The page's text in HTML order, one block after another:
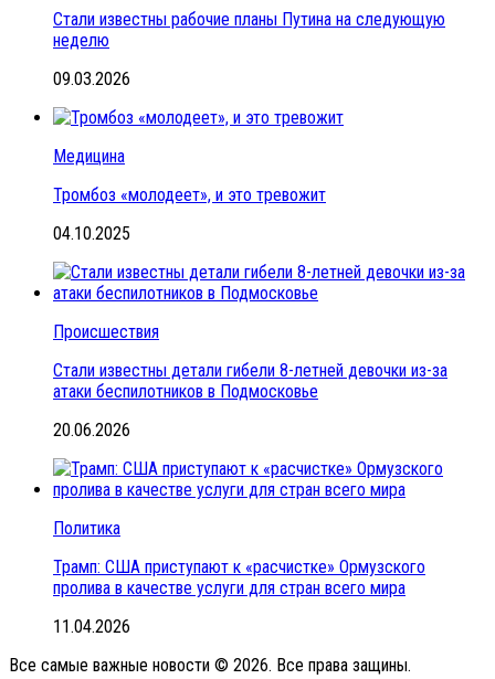
Стали известны рабочие планы Путина на следующую
неделю
09.03.2026
Медицина
Тромбоз «молодеет», и это тревожит
04.10.2025
Происшествия
Стали известны детали гибели 8-летней девочки из-за
атаки беспилотников в Подмосковье
20.06.2026
Политика
Трамп: США приступают к «расчистке» Ормузского
пролива в качестве услуги для стран всего мира
11.04.2026
Все самые важные новости © 2026. Все права защины.